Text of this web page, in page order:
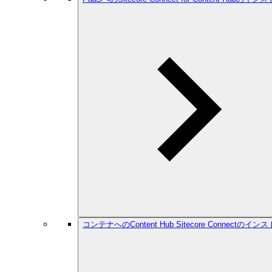
コンテナへのContent Hub Sitecore Connectのインス